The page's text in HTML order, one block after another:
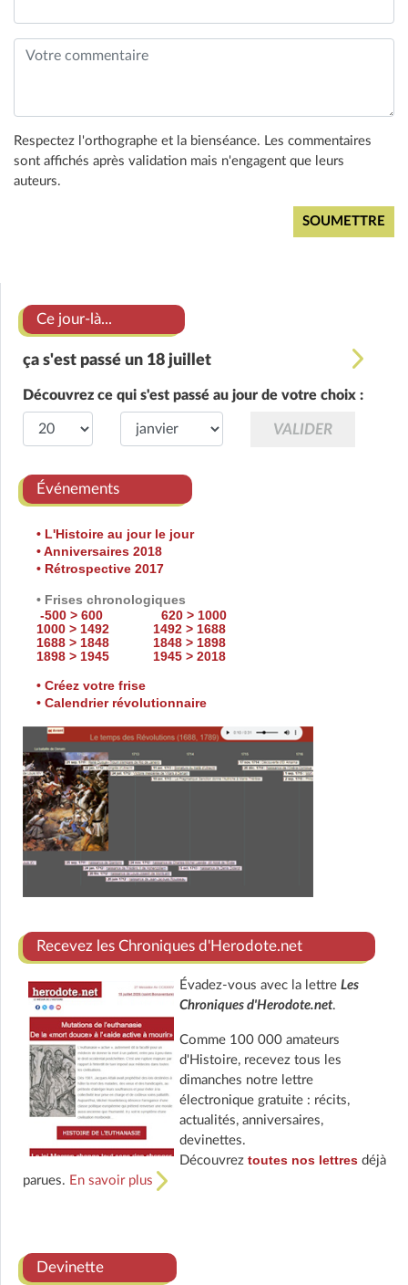
Respectez l'orthographe et la bienséance. Les commentaires
sont affichés après validation mais n'engagent que leurs
auteurs.
Ce jour-là...
ça s'est passé un 18 juillet
Découvrez ce qui s'est passé au jour de votre choix :
Événements
• L'Histoire au jour le jour
• Anniversaires 2018
• Rétrospective 2017
• Frises chronologiques
-500 > 600
620 > 1000
1000 > 1492
1492 > 1688
1688 > 1848
1848 > 1898
1898 > 1945
1945 > 2018
• Créez votre frise
• Calendrier révolutionnaire
Recevez les Chroniques d'Herodote.net
Évadez-vous avec la lettre Les
Chroniques d'Herodote.net.
Comme 100 000 amateurs
d'Histoire, recevez tous les
dimanches notre lettre
électronique gratuite : récits,
actualités, anniversaires,
devinettes.
Découvrez toutes nos lettresdéjà
parues. En savoir plus
Devinette